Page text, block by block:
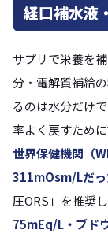
経口補水液
サプリで栄養を
分・電解質補給
るのは水分だけ
率よく戻すため
世界保健機関（
311mOsm/Lだっ
圧ORS」を推奨
75mEq/L・ブド